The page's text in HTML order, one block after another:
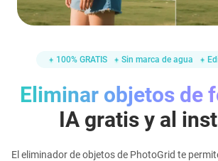
100% GRATIS Sin marca de agua
Eliminar objetos de
IA gratis y al
El eliminador de objetos de PhotoGrid te